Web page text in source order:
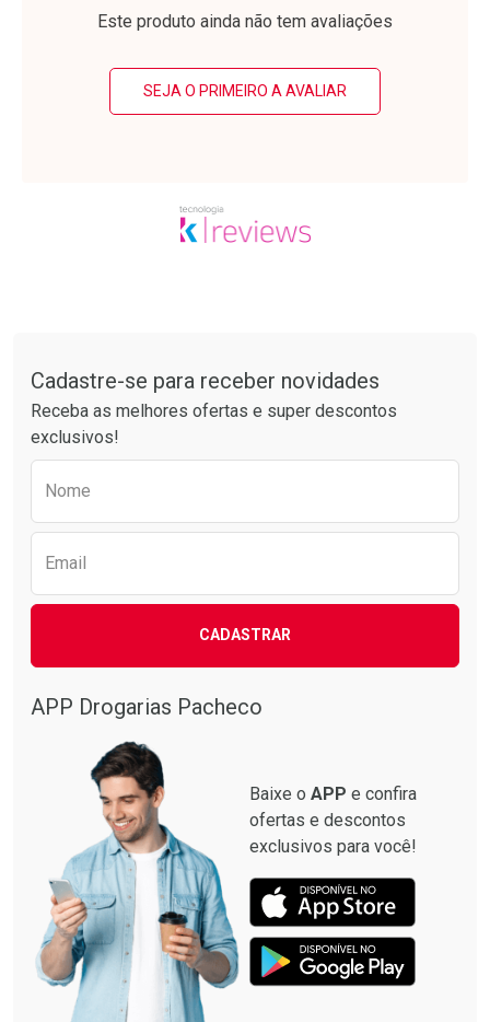
Laboratório
Por R$ 49,89/cada
Por Menos Laboratório
Por R$ 20,24/cada
Por Menos
Este produto ainda não tem avaliações
SEJA O PRIMEIRO A AVALIAR
Cadastre-se para receber novidades
Receba as melhores ofertas e super descontos
exclusivos!
Nome
Email
CADASTRAR
APP Drogarias Pacheco
Baixe o APP e confira
ofertas e descontos
exclusivos para você!